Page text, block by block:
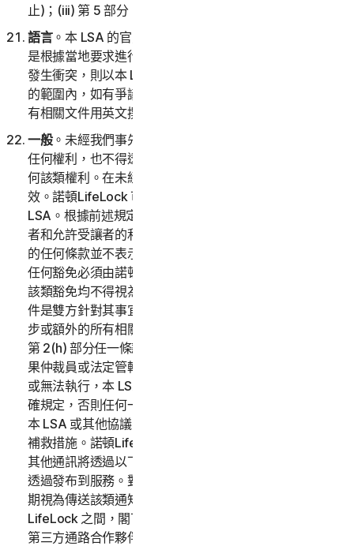
止)；(iii) 第 5 部分「國家/地區特定條款」。
語言。本 LSA 的官方語言是英文。本協議的任何翻譯都
是根據當地要求進行的，如果英文版與任何非英文版之間
發生衝突，則以本 LSA 的英文版為準。在適用法律允許
的範圍內，如有爭議，當事各方須確認已要求本協議和所
有相關文件用英文撰寫。
一般。未經我們事先書面許可，閣下不得指派本協議下的
任何權利，也不得透過法律或其他方式全部或部分指派任
何該類權利。在未經允許的情況，任何所謂的指派均將無
效。諾頓LifeLock 可以不受限制地自由指派或轉讓本
LSA。根據前述規定，本 LSA 將約束並確保各方、其繼任
者和允許受讓者的利益。諾頓LifeLock 未能執行本 LSA
的任何條款並不表示豁免該類條款或權利。對我們權利的
任何豁免必須由諾頓LifeLock 以書面形式簽署，並且任何
該類豁免均不得視為對未來任何違約的豁免。本 LSA 文
件是雙方針對其事宜達成的完整協議，且將取代先前或同
步或額外的所有相關通訊、協商及協議內容。除本 LSA
第 2(h) 部分任一條款之外 (以下稱「放棄集體訴訟」)，如
果仲裁員或法定管轄權之法院裁定本 LSA 任一部分無效
或無法執行，本 LSA 其餘部分仍應有效。除非本 LSA 明
確規定，否則任何一方都將在不影響其他補救措施 (依據
本 LSA 或其他協議) 的情況下，根據本 LSA 行使其任何
補救措施。諾頓LifeLock 根據本 LSA 提供的任何通知或
其他通訊將透過以下方式獲取：(i) 透過電子郵件；或 (ii)
透過發布到服務。對於透過電子郵件發出的通知，接收日
期視為傳送該類通知的日期。本 LSA 僅限於閣下與諾頓
LifeLock 之間，閣下承認並同意 (i) 包括諾頓LifeLock 的
第三方通路合作夥伴或任何其附屬公司在內的第三方，都